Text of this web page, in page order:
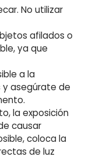
No utilizar
afilados o
ya que
a la
y asegúrate de
la exposición
causar
coloca la
de luz